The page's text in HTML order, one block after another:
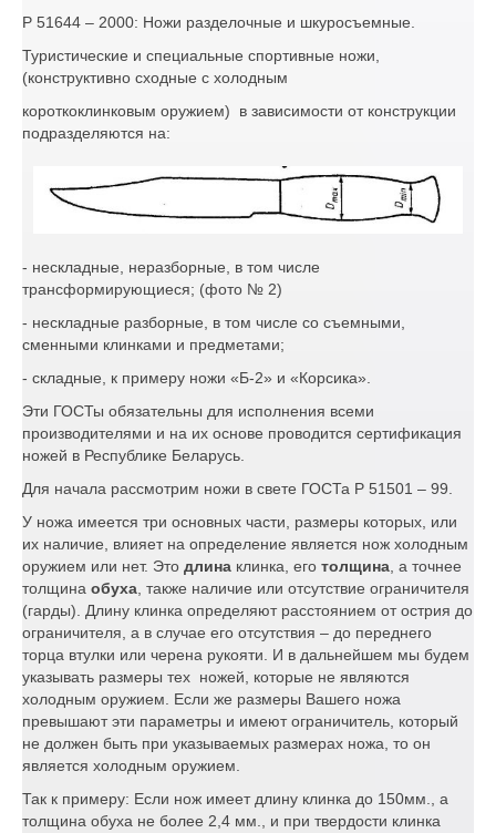
Р 51644 – 2000: Ножи разделочные и шкуросъемные.
Туристические и специальные спортивные ножи,
(конструктивно сходные с холодным
короткоклинковым оружием) в зависимости от конструкции
подразделяются на:
- нескладные, неразборные, в том числе
трансформирующиеся; (фото № 2)
- нескладные разборные, в том числе со съемными,
сменными клинками и предметами;
- складные, к примеру ножи «Б-2» и «Корсика».
Эти ГОСТы обязательны для исполнения всеми
производителями и на их основе проводится сертификация
ножей в Республике Беларусь.
Для начала рассмотрим ножи в свете ГОСТа Р 51501 – 99.
У ножа имеется три основных части, размеры которых, или
их наличие, влияет на определение является нож холодным
оружием или нет. Это длина клинка, его толщина , а точнее
толщина обуха , также наличие или отсутствие ограничителя
(гарды). Длину клинка определяют расстоянием от острия до
ограничителя, а в случае его отсутствия – до переднего
торца втулки или черена рукояти. И в дальнейшем мы будем
указывать размеры тех ножей, которые не являются
холодным оружием. Если же размеры Вашего ножа
превышают эти параметры и имеют ограничитель, который
не должен быть при указываемых размерах ножа, то он
является холодным оружием.
Так к примеру: Если нож имеет длину клинка до 150мм., а
толщина обуха не более 2,4 мм., и при твердости клинка